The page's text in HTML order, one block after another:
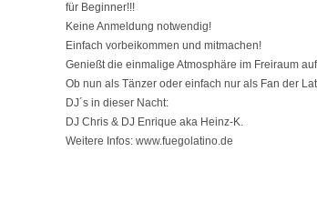
für Beginner!!!
Keine Anmeldung notwendig!
Einfach vorbeikommen und mitmachen!
Genießt die einmalige Atmosphäre im Freiraum
Ob nun als Tänzer oder einfach nur als Fan der
DJ´s in dieser Nacht:
DJ Chris & DJ Enrique aka Heinz-K.
Weitere Infos: www.fuegolatino.de